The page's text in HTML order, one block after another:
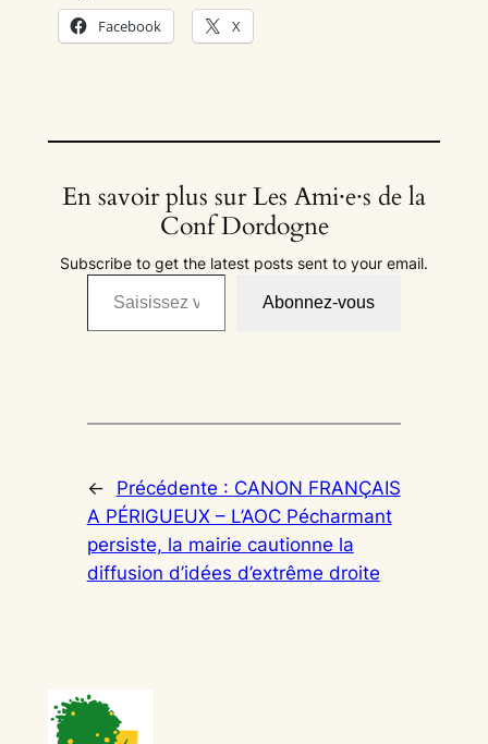
Facebook X
En savoir plus sur Les Ami·e·s de la
Conf Dordogne
Subscribe to get the latest posts sent to your email.
Saisissez votre adresse e-mail…
Abonnez-vous
← Précédente : CANON FRANÇAIS
A PÉRIGUEUX – L’AOC Pécharmant
persiste, la mairie cautionne la
diffusion d’idées d’extrême droite